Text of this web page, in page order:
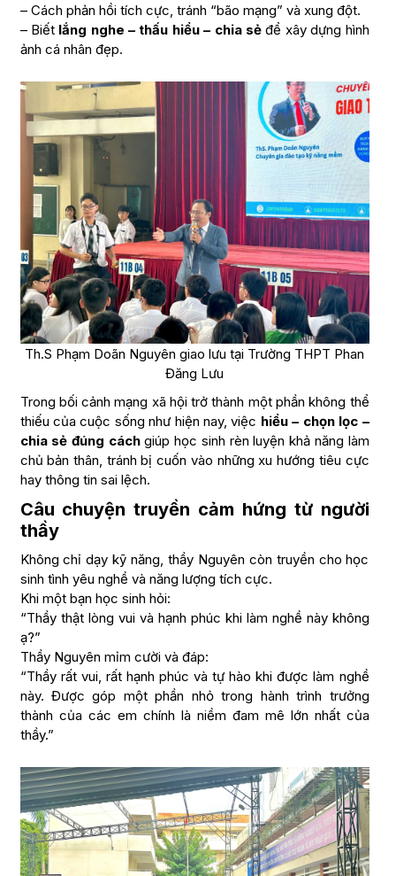
– Cách phản hồi tích cực, tránh “bão mạng” và xung đột.
– Biết lắng nghe – thấu hiểu – chia sẻđể xây dựng hình
ảnh cá nhân đẹp.
Th.S Phạm Doãn Nguyên giao lưu tại Trường THPT Phan
Đăng Lưu
Trong bối cảnh mạng xã hội trở thành một phần không thể
thiếu của cuộc sống như hiện nay, việc hiểu – chọn lọc –
chia sẻ đúng cáchgiúp học sinh rèn luyện khả năng làm
chủ bản thân, tránh bị cuốn vào những xu hướng tiêu cực
hay thông tin sai lệch.
Câu chuyện truyền cảm hứng từ người
thầy
Không chỉ dạy kỹ năng, thầy Nguyên còn truyền cho học
sinh tình yêu nghề và năng lượng tích cực.
Khi một bạn học sinh hỏi:
“Thầy thật lòng vui và hạnh phúc khi làm nghề này không
ạ?”
Thầy Nguyên mỉm cười và đáp:
“Thầy rất vui, rất hạnh phúc và tự hào khi được làm nghề
này. Được góp một phần nhỏ trong hành trình trưởng
thành của các em chính là niềm đam mê lớn nhất của
thầy.”